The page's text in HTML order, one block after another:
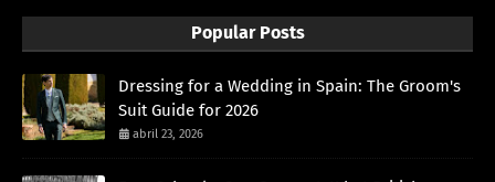
Popular Posts
Dressing for a Wedding in Spain: The Groom's
Suit Guide for 2026
abril 23, 2026